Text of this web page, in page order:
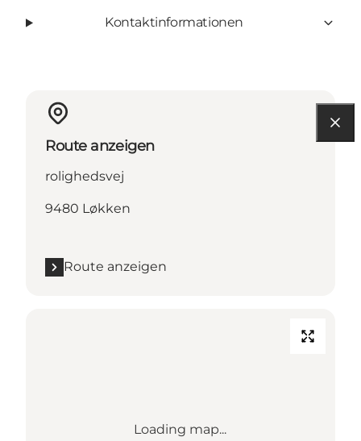
Kontaktinformationen
Route anzeigen
rolighedsvej
9480 Løkken
Route anzeigen
Loading map...